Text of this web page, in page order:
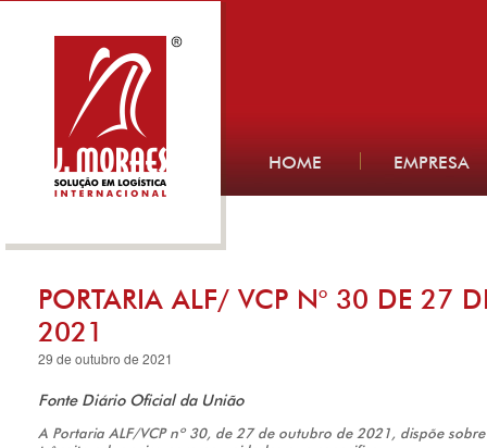
HOME EMPRESA
PORTARIA ALF/ VCP N° 30 DE 27
2021
29 de outubro de 2021
Fonte Diário Oficial da União
A Portaria ALF/VCP nº 30, de 27 de outubro de 2021, dispõe